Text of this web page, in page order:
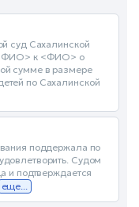
суд Сахалинской
<ФИО> к <ФИО> о
сумме в размере
по Сахалинской
поддержала по
Судом
и подтверждается
еще...